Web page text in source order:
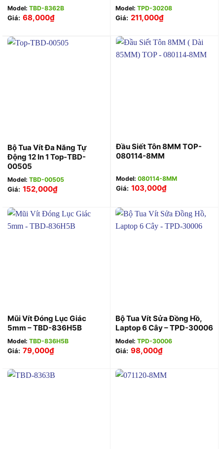
Model: TBD-8362B
Giá: 68,000₫
Model: TPD-30208
Giá: 211,000₫
Bộ Tua Vít Đa Năng Tự
Động 12 In 1 Top-TBD-
00505
Model: TBD-00505
Giá: 152,000₫
Đầu Siết Tôn 8MM TOP-
080114-8MM
Model: 080114-8MM
Giá: 103,000₫
Mũi Vít Đóng Lục Giác
5mm – TBD-836H5B
Model: TBD-836H5B
Giá: 79,000₫
Bộ Tua Vít Sửa Đồng Hồ,
Laptop 6 Cây – TPD-30006
Model: TPD-30006
Giá: 98,000₫